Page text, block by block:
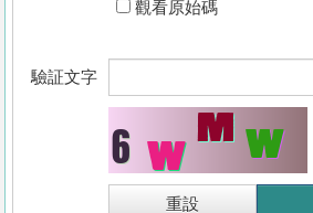
觀看原始碼
驗証文字